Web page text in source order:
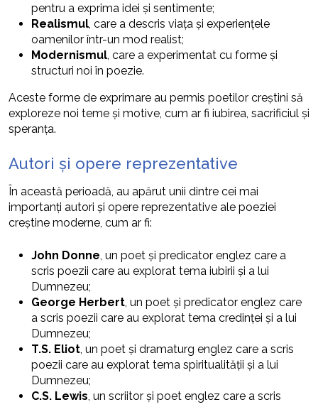
pentru a exprima idei și sentimente;
Realismul , care a descris viața și experiențele
oamenilor într-un mod realist;
Modernismul , care a experimentat cu forme și
structuri noi în poezie.
Aceste forme de exprimare au permis poetilor creștini să
exploreze noi teme și motive, cum ar fi iubirea, sacrificiul și
speranța.
Autori și opere reprezentative
În această perioadă, au apărut unii dintre cei mai
importanți autori și opere reprezentative ale poeziei
creștine moderne, cum ar fi:
John Donne , un poet și predicator englez care a
scris poezii care au explorat tema iubirii și a lui
Dumnezeu;
George Herbert , un poet și predicator englez care
a scris poezii care au explorat tema credinței și a lui
Dumnezeu;
T.S. Eliot , un poet și dramaturg englez care a scris
poezii care au explorat tema spiritualității și a lui
Dumnezeu;
C.S. Lewis , un scriitor și poet englez care a scris